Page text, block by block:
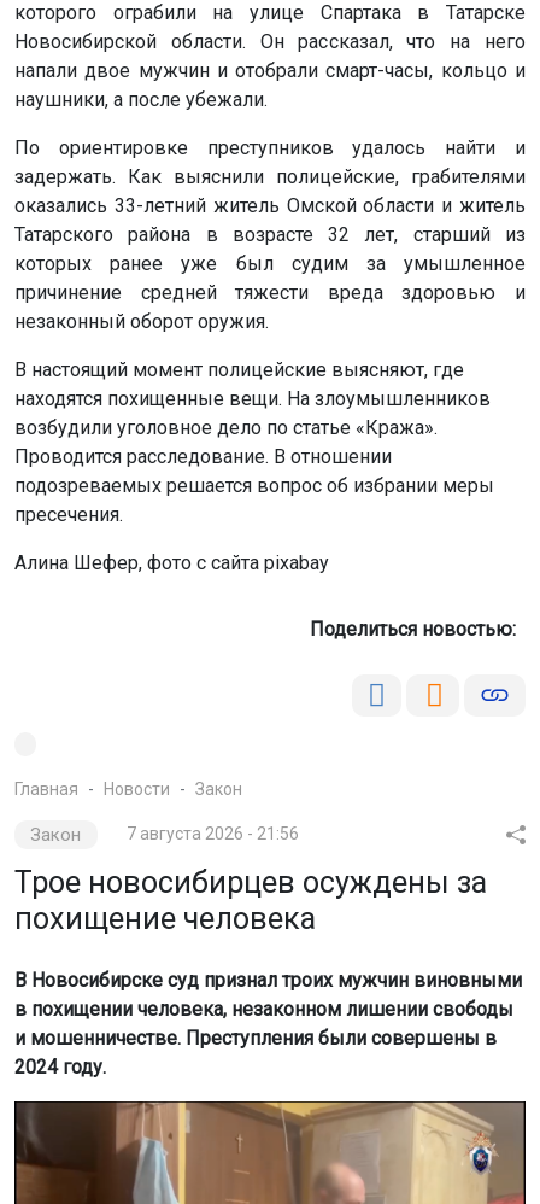
которого ограбили на улице Спартака в Татарске
Новосибирской области. Он рассказал, что на него
напали двое мужчин и отобрали смарт-часы, кольцо и
наушники, а после убежали.
По ориентировке преступников удалось найти и
задержать. Как выяснили полицейские, грабителями
оказались 33-летний житель Омской области и житель
Татарского района в возрасте 32 лет, старший из
которых ранее уже был судим за умышленное
причинение средней тяжести вреда здоровью и
незаконный оборот оружия.
В настоящий момент полицейские выясняют, где
находятся похищенные вещи. На злоумышленников
возбудили уголовное дело по статье «Кража».
Проводится расследование. В отношении
подозреваемых решается вопрос об избрании меры
пресечения.
Алина Шефер, фото с сайта pixabay
Поделиться новостью:
Главная Новости Закон
Закон 7 августа 2026 - 21:56
Трое новосибирцев осуждены за
похищение человека
В Новосибирске суд признал троих мужчин виновными
в похищении человека, незаконном лишении свободы
и мошенничестве. Преступления были совершены в
2024 году.